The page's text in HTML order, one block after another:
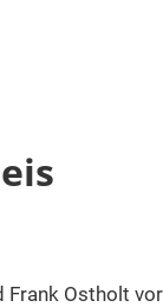
Frank Ostholt vor